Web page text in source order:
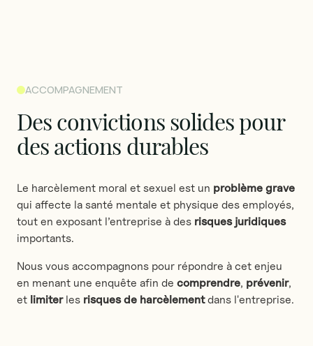
ACCOMPAGNEMENT
Desconvictionssolidespour
desactions durables
Le harcèlement moral et sexuel est un problème grave
qui affecte la santé mentale et physique des employés,
tout en exposant l’entreprise à des risques juridiques
importants.
Nous vous accompagnons pour répondre à cet enjeu
en menant une enquête afin de comprendre, prévenir,
et limiter les risques de harcèlementdans l'entreprise.